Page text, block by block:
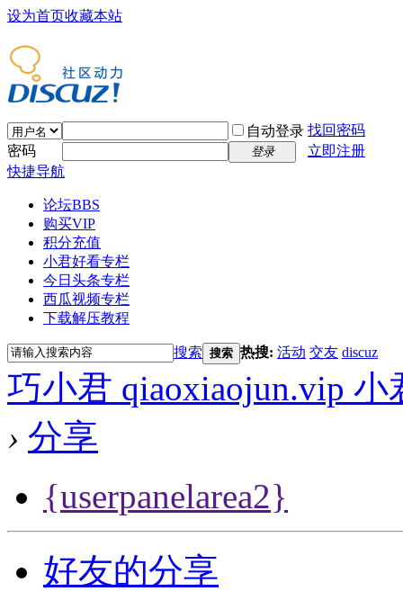
设为首页收藏本站
自动登录 找回密码
密码
登录
立即注册
快捷导航
论坛BBS
购买VIP
积分充值
小君好看专栏
今日头条专栏
西瓜视频专栏
下载解压教程
搜索 搜索 热搜: 活动 交友 discuz
巧小君 qiaoxiaojun.vip
› 分享
{userpanelarea2}
好友的分享